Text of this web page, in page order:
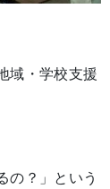
域・学校支援
の？」という